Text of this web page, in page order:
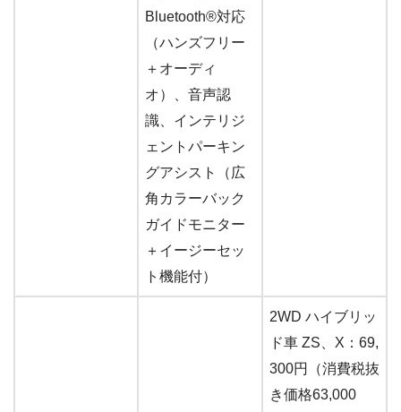
Bluetooth®対応
（ハンズフリー
＋オーディ
オ）、音声認
識、インテリジ
ェントパーキン
グアシスト（広
角カラーバック
ガイドモニター
＋イージーセッ
ト機能付）
2WD ハイブリッ
ド車 ZS、X：69,
300円（消費税抜
き価格63,000